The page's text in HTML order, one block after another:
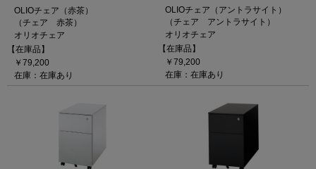
OLIOチェア（赤茶）
（チェア 赤茶）
オリオチェア
【在庫品】
￥79,200
在庫：在庫あり
OLIOチェア（アントラサイト）
（チェア アントラサイト）
オリオチェア
【在庫品】
￥79,200
在庫：在庫あり